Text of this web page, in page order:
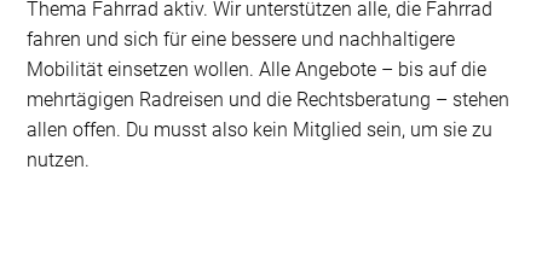
Thema Fahrrad aktiv. Wir unterstützen alle, die Fahrrad
fahren und sich für eine bessere und nachhaltigere
Mobilität einsetzen wollen. Alle Angebote – bis auf die
mehrtägigen Radreisen und die Rechtsberatung – stehen
allen offen. Du musst also kein Mitglied sein, um sie zu
nutzen.